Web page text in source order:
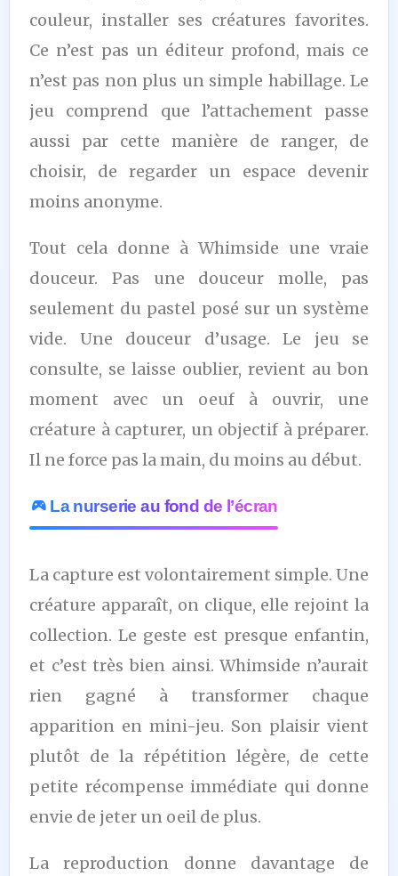
couleur, installer ses créatures favorites.
Ce n’est pas un éditeur profond, mais ce
n’est pas non plus un simple habillage. Le
jeu comprend que l’attachement passe
aussi par cette manière de ranger, de
choisir, de regarder un espace devenir
moins anonyme.
Tout cela donne à Whimside une vraie
douceur. Pas une douceur molle, pas
seulement du pastel posé sur un système
vide. Une douceur d’usage. Le jeu se
consulte, se laisse oublier, revient au bon
moment avec un oeuf à ouvrir, une
créature à capturer, un objectif à préparer.
Il ne force pas la main, du moins au début.
La nurserie au fond de l’écran
La capture est volontairement simple. Une
créature apparaît, on clique, elle rejoint la
collection. Le geste est presque enfantin,
et c’est très bien ainsi. Whimside n’aurait
rien gagné à transformer chaque
apparition en mini-jeu. Son plaisir vient
plutôt de la répétition légère, de cette
petite récompense immédiate qui donne
envie de jeter un oeil de plus.
La reproduction donne davantage de